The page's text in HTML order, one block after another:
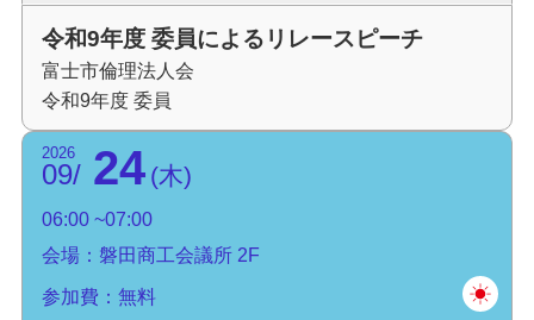
令和9年度 委員によるリレースピーチ
富士市倫理法人会
令和9年度 委員
2026
09 24 木
06:00
07:00
会場：磐田商工会議所 2F
参加費：無料